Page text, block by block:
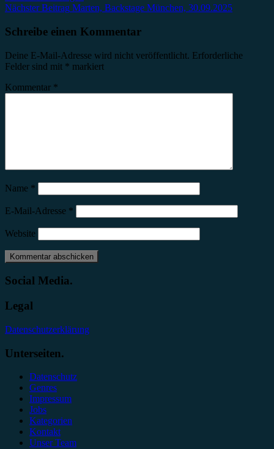
Nächster Beitrag Marten, Backstage München, 30.09.2025
Schreibe einen Kommentar
Deine E-Mail-Adresse wird nicht veröffentlicht. Erforderliche
Felder sind mit * markiert
Kommentar *
Name *
E-Mail-Adresse *
Website
Social Media.
Legal
Datenschutzerklärung
Unterseiten.
Datenschutz
Genres
Impressum
Jobs
Kategorien
Kontakt
Unser Team